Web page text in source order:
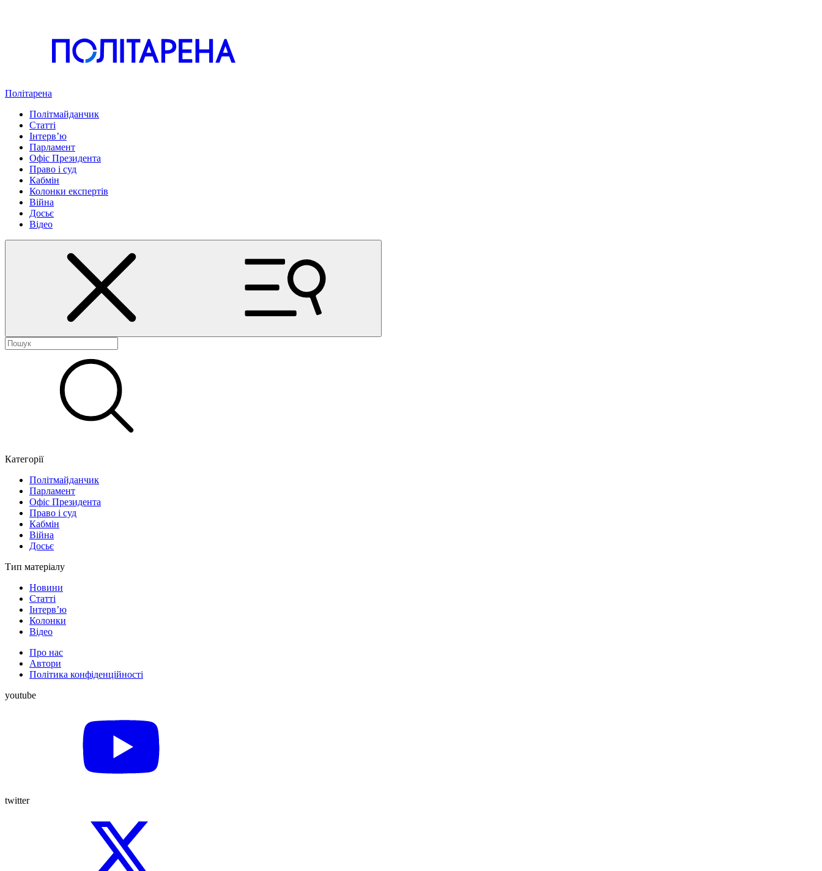
Політарена
Політмайданчик
Статті
Інтервʼю
Парламент
Офіс Президента
Право і суд
Кабмін
Колонки експертів
Війна
Досьє
Відео
Категорії
Політмайданчик
Парламент
Офіс Президента
Право і суд
Кабмін
Війна
Досьє
Тип матеріалу
Новини
Статті
Інтерв’ю
Колонки
Відео
Про нас
Автори
Політика конфіденційності
youtube
twitter